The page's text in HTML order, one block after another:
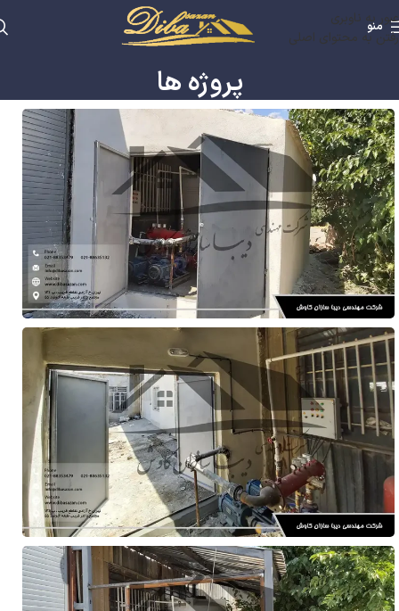
عبور به ناوبری
رفتن به محتوای اصلی
منو
پروژه ها